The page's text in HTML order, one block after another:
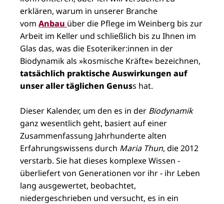
erklären, warum in unserer Branche
vom Anbau über die Pflege im Weinberg bis zur
Arbeit im Keller und schließlich bis zu Ihnen im
Glas das, was die Esoteriker:innen in der
Biodynamik als »kosmische Kräfte« bezeichnen,
tatsächlich praktische Auswirkungen auf
unser aller täglichen Genuss hat.
Dieser Kalender, um den es in der Biodynamik
ganz wesentlich geht, basiert auf einer
Zusammenfassung Jahrhunderte alten
Erfahrungswissens durch Maria Thun, die 2012
verstarb. Sie hat dieses komplexe Wissen -
überliefert von Generationen vor ihr - ihr Leben
lang ausgewertet, beobachtet,
niedergeschrieben und versucht, es in ein